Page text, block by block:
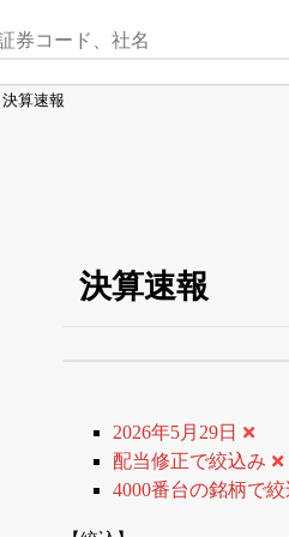
決算速報
決算速報
登録すると永久
2026年5月29日
配当修正で絞込み
4000番台の銘柄で